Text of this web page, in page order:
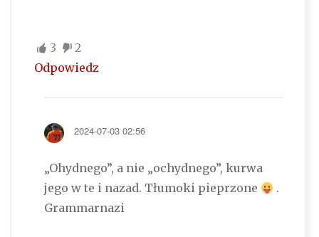
3
2
Odpowiedz
2024-07-03 02:56
„Ohydnego”, a nie „ochydnego”, kurwa
jego w te i nazad. Tłumoki pieprzone
.
Grammarnazi